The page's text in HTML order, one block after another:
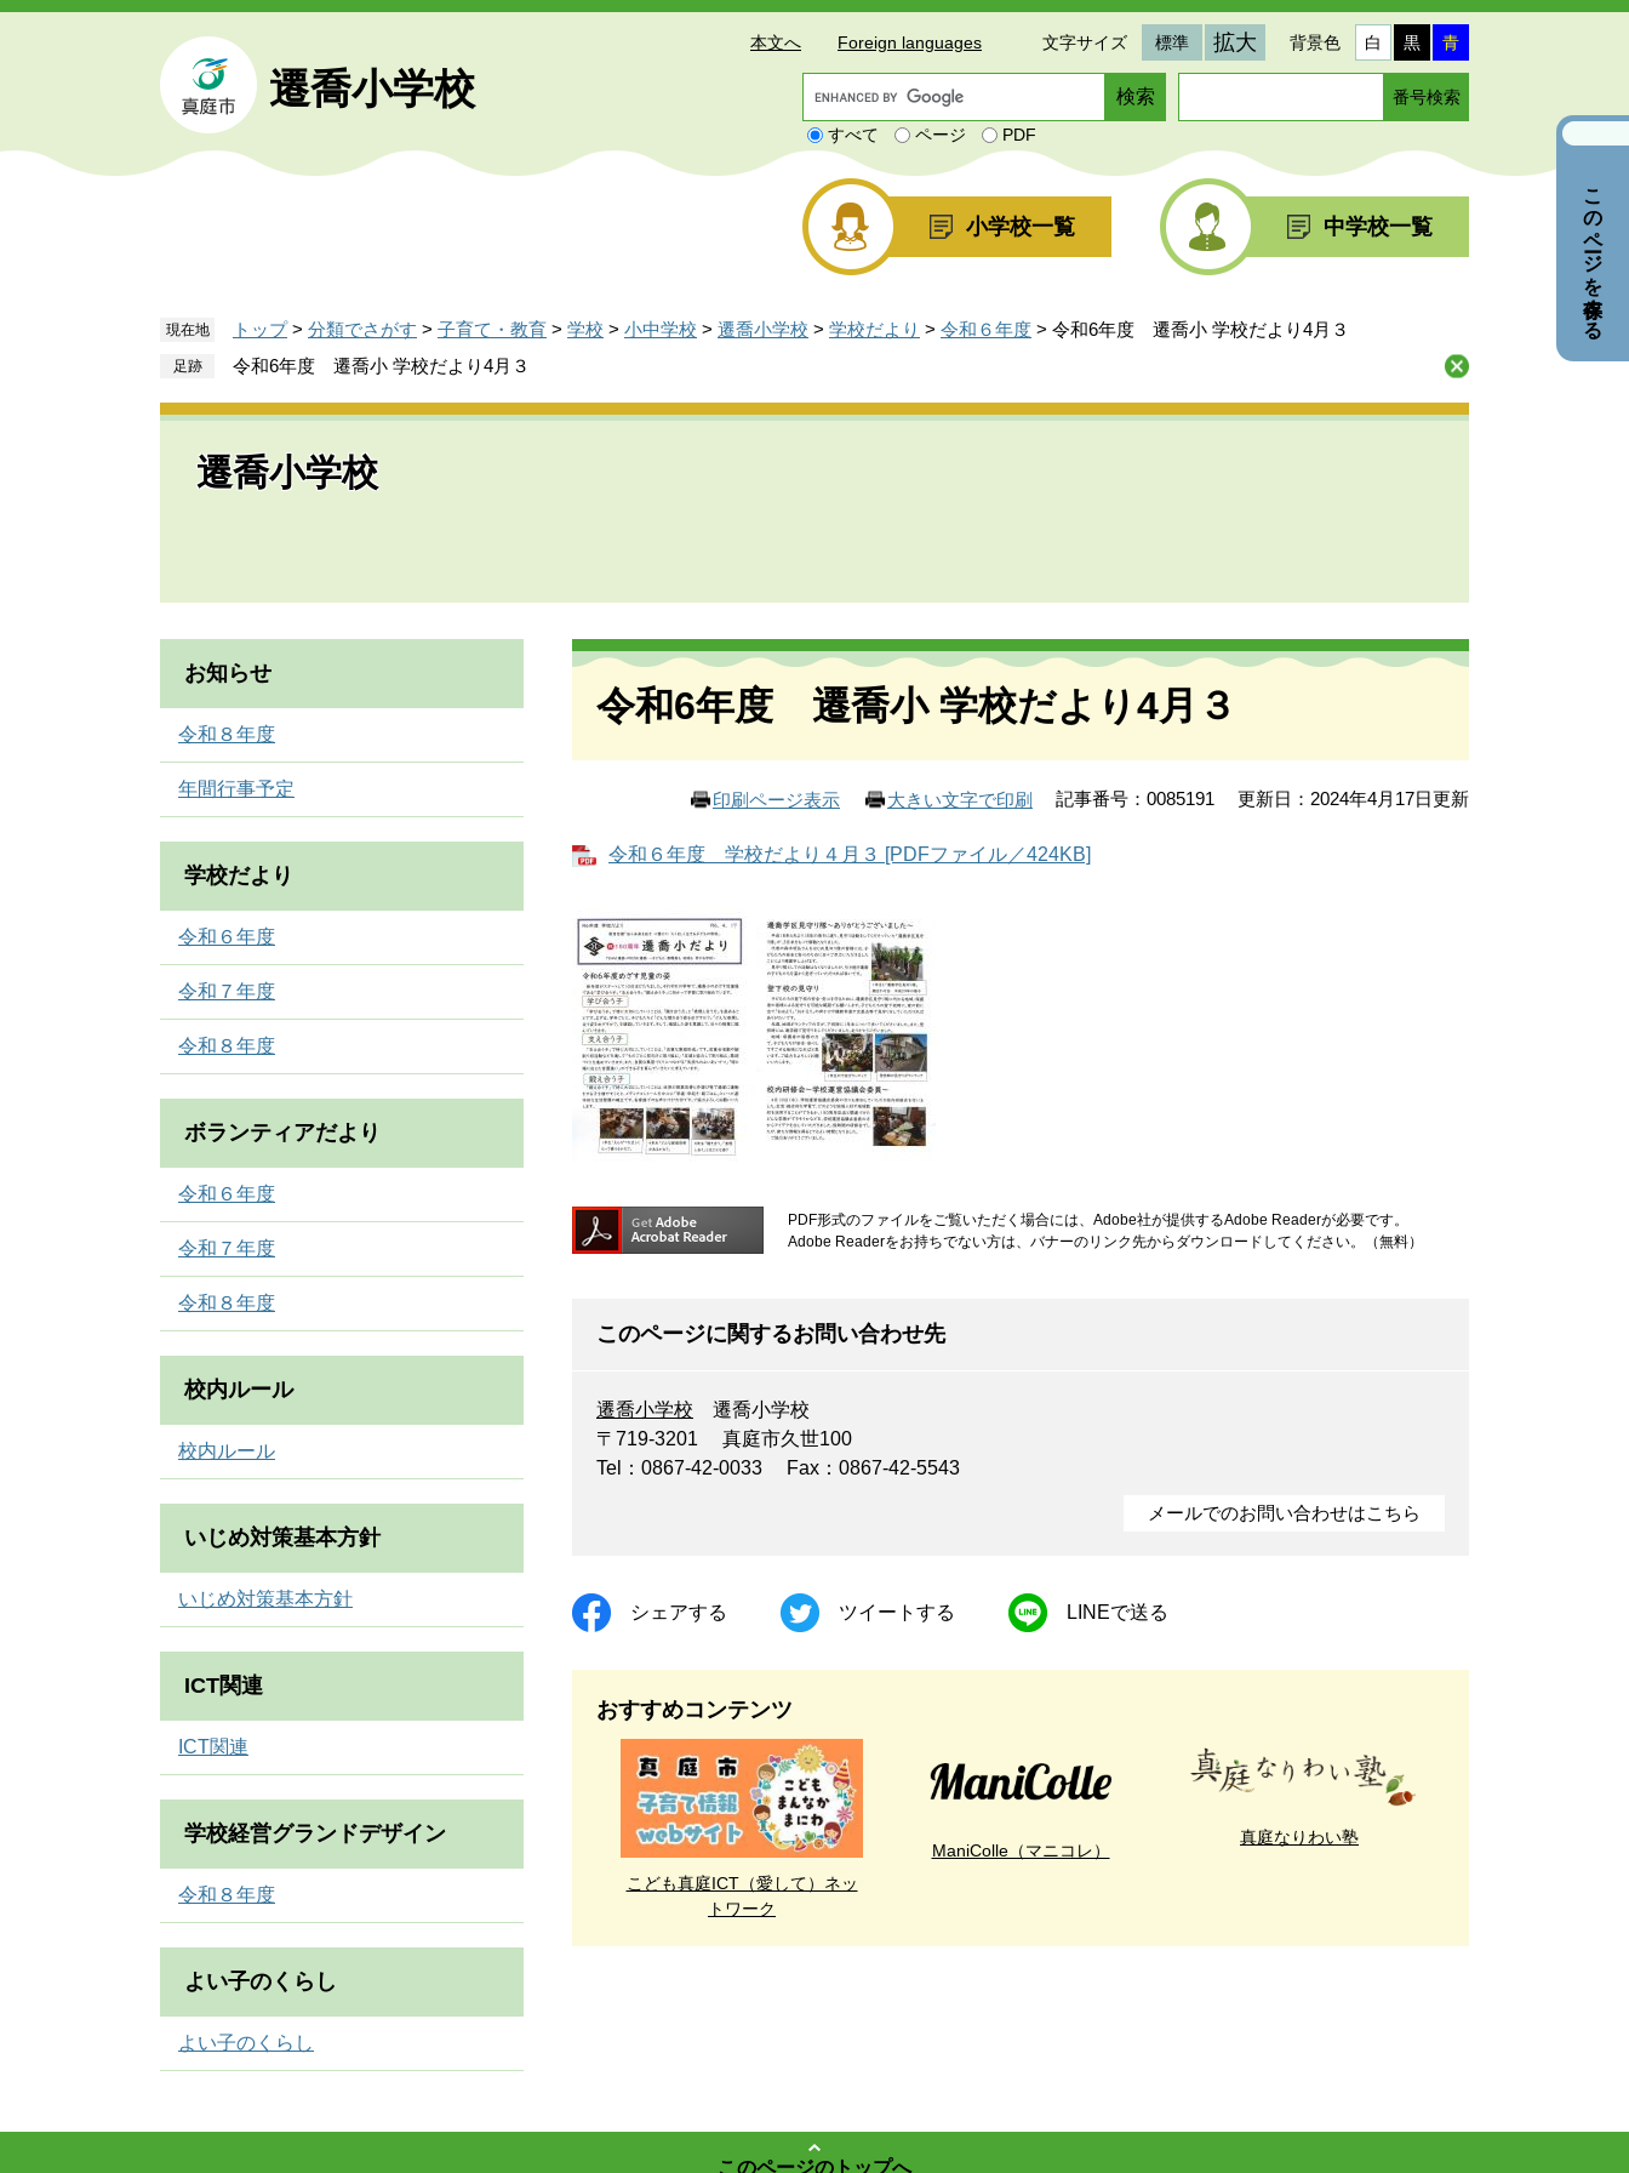
ペ
メ
遷喬小学校
本文へ Foreign languages 文字サイズ 標準 拡大 背景色 白 黒 青
o
e
カ
ス
検
すべて ページ PDF
番
号
入
力
小学校一覧 中学校一覧
現在地 トップ > 分類でさがす > 子育て・教育 > 学校 > 小中学校 > 遷喬小学校 > 学校だより > 令和６年度 > 令和6年度 遷喬小 学校だより4月３
令和6年度 遷喬小 学校だより4月３
遷喬小学校
本
令和6年度 遷喬小 学校だより4月３
印刷ページ表示 大きい文字で印刷 記事番号：0085191 更新日：2024年4月17日更新
令和６年度 学校だより４月３ [PDFファイル／424KB]
PDF形式のファイルをご覧いただく場合には、Adobe社が提供するAdobe Readerが必要です。
Adobe Readerをお持ちでない方は、バナーのリンク先からダウンロードしてください。（無料）
このページに関するお問い合わせ先
遷喬小学校
遷喬小学校
〒719-3201
真庭市久世100
Tel：0867-42-0033
Fax：0867-42-5543
メールでのお問い合わせはこちら
シェアする ツイートする LINEで送る
おすすめコンテンツ
こども真庭ICT（愛して）ネッ
トワーク
ManiColle（マニコレ）
真庭なりわい塾
お知らせ
令和８年度
年間行事予定
学校だより
令和６年度
令和７年度
令和８年度
ボランティアだより
令和６年度
令和７年度
令和８年度
校内ルール
校内ルール
いじめ対策基本方針
いじめ対策基本方針
ICT関連
ICT関連
学校経営グランドデザイン
令和８年度
よい子のくらし
よい子のくらし
このページのトップへ
このページを保存する